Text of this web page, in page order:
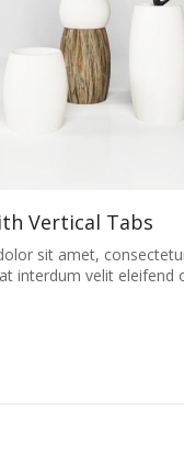
Vertical Tabs
sit amet,
interdum velit eleifend